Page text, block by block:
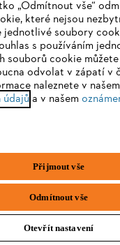
přezimování ježků
žijící na zahradě budou
hromady listí. Pod listím
ježci požírají škůdce,
Hromadu listí pro ježky
něj vysypejte listí a mulč
WIRD
den wir noch nicht
unserer Seite
Browser zu wechseln:
„Odmítnout vše“
které nejsou
jednotlivé soubory
s používáním
souborů cookie
odvolat v zápatí v
naleznete v našem
údajůa v našem
Přijmout vše
Odmítnout vše
Otevřít nastavení